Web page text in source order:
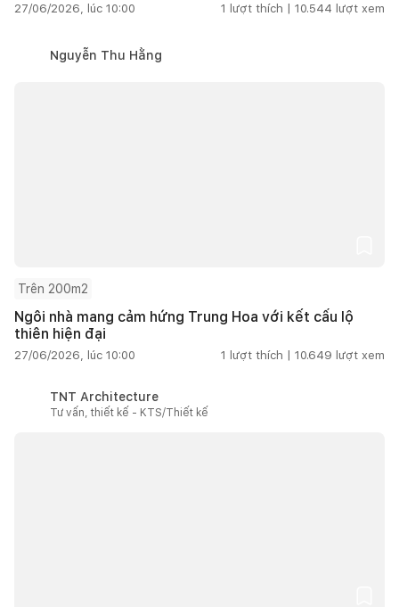
27/06/2026, lúc 10:00 1 lượt thích | 10.544 lượt xem
Nguyễn Thu Hằng
Trên 200m2
Ngôi nhà mang cảm hứng Trung Hoa với kết cấu lộ
thiên hiện đại
27/06/2026, lúc 10:00 1 lượt thích | 10.649 lượt xem
TNT Architecture
Tư vấn, thiết kế - KTS/Thiết kế